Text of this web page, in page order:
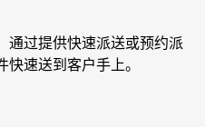
通过提供快速派送或预约派
速送到客户手上。